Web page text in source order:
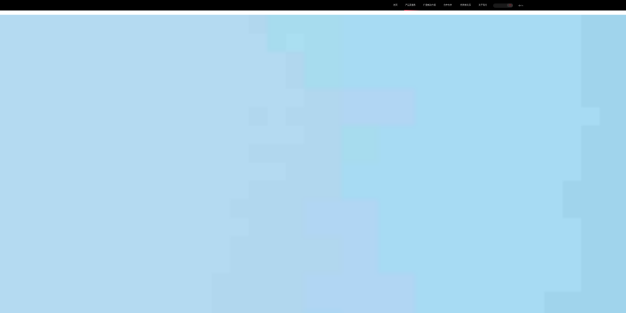
首页 产品及服务 行业解决方案 合作伙伴 投资者关系 关于我们 中EN